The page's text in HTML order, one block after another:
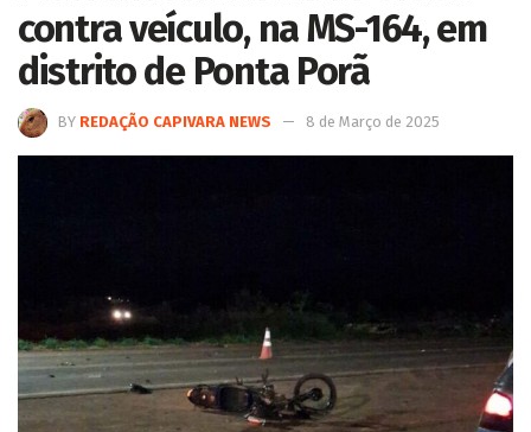
contra veículo, na MS-164, em
distrito de Ponta Porã
BY REDAÇÃO CAPIVARA NEWS 8 de Março de 2025